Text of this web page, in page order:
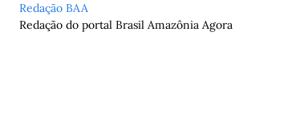
Redação BAA
Redação do portal Brasil Amazônia Agora